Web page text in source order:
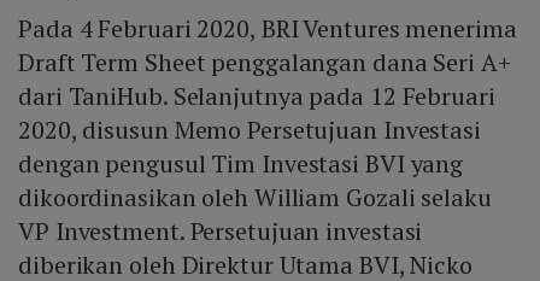
Pada 4 Februari 2020, BRI Ventures menerima
Draft Term Sheet penggalangan dana Seri A+
dari TaniHub. Selanjutnya pada 12 Februari
2020, disusun Memo Persetujuan Investasi
dengan pengusul Tim Investasi BVI yang
dikoordinasikan oleh William Gozali selaku
VP Investment. Persetujuan investasi
diberikan oleh Direktur Utama BVI, Nicko